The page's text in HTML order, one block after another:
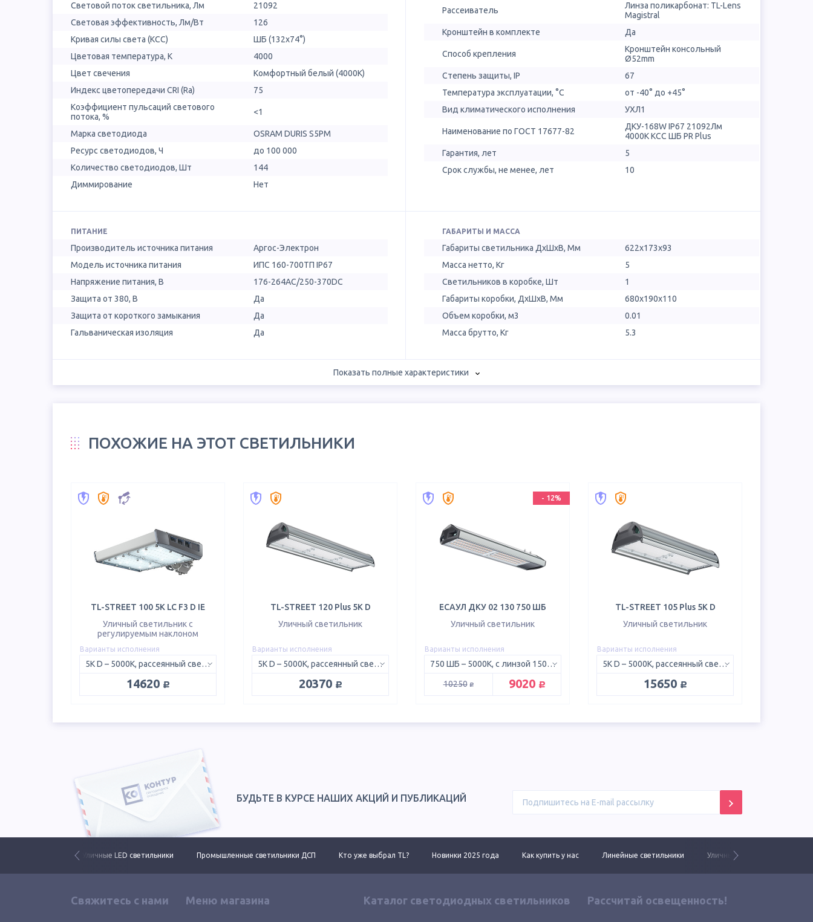
Световой поток светильника, Лм
21092
Световая эффективность, Лм/Вт
126
Кривая силы света (КСС)
ШБ (132х74°)
Цветовая температура, К
4000
Цвет свечения
Комфортный белый (4000К)
Индекс цветопередачи CRI (Ra)
75
Коэффициент пульсаций светового
потока, %
<1
Марка светодиода
OSRAM DURIS S5PM
Ресурс светодиодов, Ч
до 100 000
Количество светодиодов, Шт
144
Диммирование
Нет
Рассеиватель
Линза поликарбонат: TL-Lens
Magistral
Кронштейн в комплекте
Да
Способ крепления
Кронштейн консольный
Ø52mm
Степень защиты, IP
67
Температура эксплуатации, °С
от -40° до +45°
Вид климатического исполнения
УХЛ1
Наименование по ГОСТ 17677-82
ДКУ-168W IP67 21092Лм
4000К КСС ШБ PR Plus
Гарантия, лет
5
Срок службы, не менее, лет
10
ПИТАНИЕ
Производитель источника питания
Аргос-Электрон
Модель источника питания
ИПС 160-700ТП IP67
Напряжение питания, В
176-264AC/250-370DC
Защита от 380, В
Да
Защита от короткого замыкания
Да
Гальваническая изоляция
Да
ГАБАРИТЫ И МАССА
Габариты светильника ДхШхВ, Мм
622x173x93
Масса нетто, Кг
5
Светильников в коробке, Шт
1
Габариты коробки, ДхШхВ, Мм
680x190x110
Объем коробки, м3
0.01
Масса брутто, Кг
5.3
Показать полные характеристики
ПОХОЖИЕ НА ЭТОТ СВЕТИЛЬНИКИ
TL-STREET 100 5K LC F3 D IE
Уличный светильник с
регулируемым наклоном
Варианты исполнения
5K D – 5000K, рассеянный свет 120°
14620 руб.
TL-STREET 120 Plus 5K D
Уличный светильник
Варианты исполнения
5K D – 5000K, рассеянный свет 120°
20370 руб.
- 12%
ЕСАУЛ ДКУ 02 130 750 ШБ
Уличный светильник
Варианты исполнения
750 ШБ – 5000K, с линзой 150х50°
10250 руб. 9020 руб.
TL-STREET 105 Plus 5K D
Уличный светильник
Варианты исполнения
5K D – 5000K, рассеянный свет 120°
15650 руб.
БУДЬТЕ В КУРСЕ НАШИХ АКЦИЙ И ПУБЛИКАЦИЙ
Уличные LED светильники Промышленные светильники ДСП Кто уже выбрал TL? Новинки 2025 года Как купить у нас Линейные светильники Уличные светильники ЕСАУЛ
Свяжитесь с нами Меню магазина Каталог светодиодных светильников Рассчитай освещенность!